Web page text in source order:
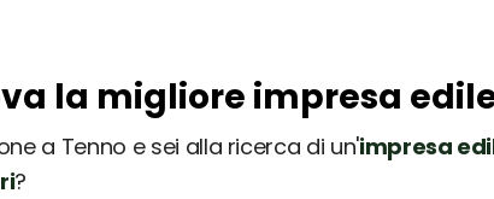
la migliore impresa
a Tenno e sei alla ricerca di un'impresa
?